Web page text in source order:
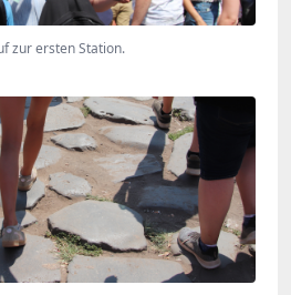
zur ersten Station.